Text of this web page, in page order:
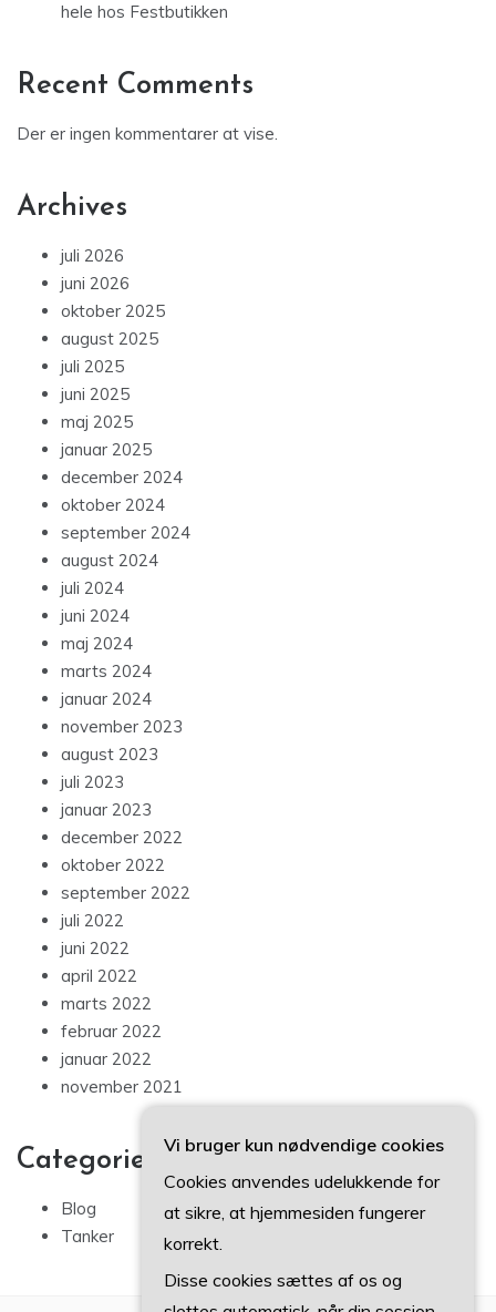
hele hos Festbutikken
Recent Comments
Der er ingen kommentarer at vise.
Archives
juli 2026
juni 2026
oktober 2025
august 2025
juli 2025
juni 2025
maj 2025
januar 2025
december 2024
oktober 2024
september 2024
august 2024
juli 2024
juni 2024
maj 2024
marts 2024
januar 2024
november 2023
august 2023
juli 2023
januar 2023
december 2022
oktober 2022
september 2022
juli 2022
juni 2022
april 2022
marts 2022
februar 2022
januar 2022
november 2021
Categories
Blog
Tanker
Vi bruger kun nødvendige cookies
Cookies anvendes udelukkende for
at sikre, at hjemmesiden fungerer
korrekt.
Disse cookies sættes af os og